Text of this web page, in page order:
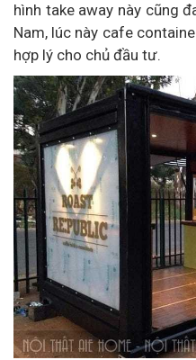
hình take away này cũng
Nam, lúc này cafe
hợp lý cho chủ đầu tư.